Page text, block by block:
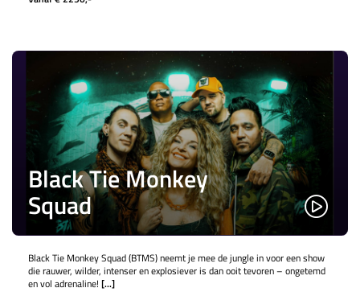
Black Tie Monkey
Squad
Black Tie Monkey Squad (BTMS) neemt je mee de jungle in voor een show
die rauwer, wilder, intenser en explosiever is dan ooit tevoren – ongetemd
en vol adrenaline! [...]